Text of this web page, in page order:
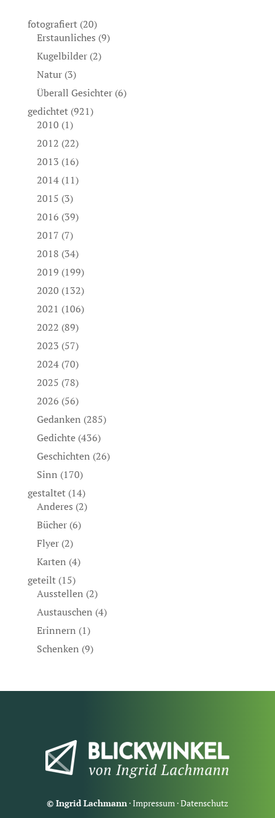
fotografiert(20)
Erstaunliches (9)
Kugelbilder(2)
Natur(3)
Überall Gesichter(6)
gedichtet(921)
2010 (1)
2012 (22)
2013 (16)
2014(11)
2015 (3)
2016 (39)
2017 (7)
2018 (34)
2019 (199)
2020 (132)
2021 (106)
2022 (89)
2023 (57)
2024(70)
2025 (78)
2026 (56)
Gedanken (285)
Gedichte(436)
Geschichten (26)
Sinn (170)
gestaltet(14)
Anderes (2)
Bücher(6)
Flyer(2)
Karten (4)
geteilt(15)
Ausstellen (2)
Austauschen (4)
Erinnern (1)
Schenken (9)
© Ingrid Lachmann·Impressum·Datenschutz